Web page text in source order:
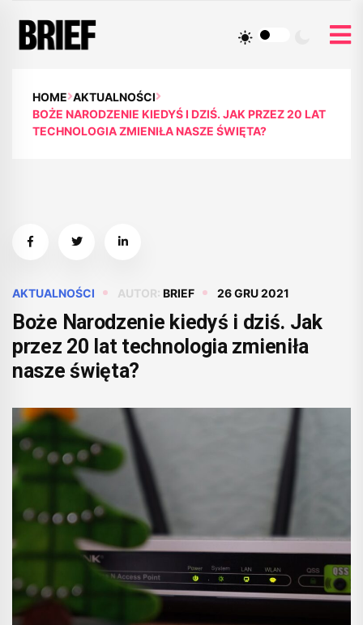
HOME AKTUALNOŚCI
BOŻE NARODZENIE KIEDYŚ I DZIŚ. JAK PRZEZ 20 LAT
TECHNOLOGIA ZMIENIŁA NASZE ŚWIĘTA?
AKTUALNOŚCI AUTOR: BRIEF 26 GRU 2021
Boże Narodzenie kiedyś i dziś. Jak
przez 20 lat technologia zmieniła
nasze święta?